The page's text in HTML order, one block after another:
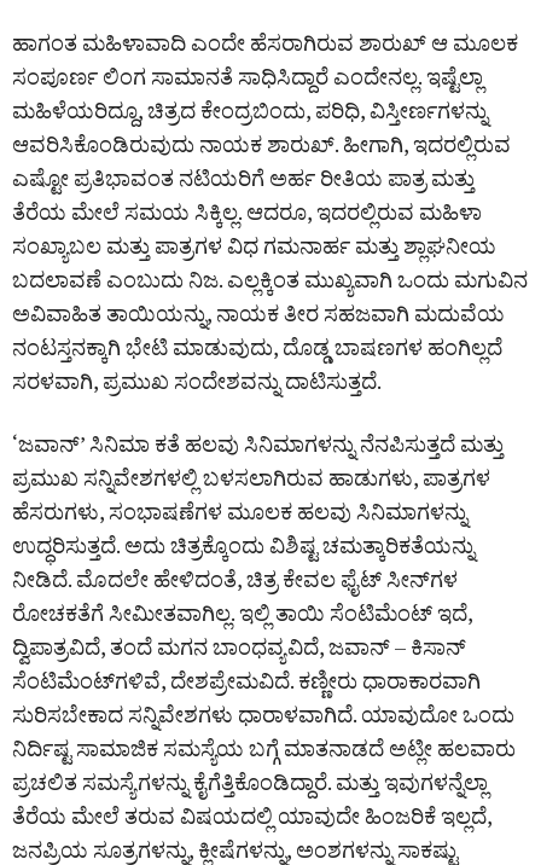
ಹಾಗಂತ ಮಹಿಳಾವಾದಿ ಎಂದೇ ಹೆಸರಾಗಿರುವ ಶಾರುಖ್ ಆ ಮೂಲಕ
ಸಂಪೂರ್ಣ ಲಿಂಗ ಸಾಮಾನತೆ ಸಾಧಿಸಿದ್ದಾರೆ ಎಂದೇನಲ್ಲ. ಇಷ್ಟೆಲ್ಲಾ
ಮಹಿಳೆಯರಿದ್ದೂ, ಚಿತ್ರದ ಕೇಂದ್ರಬಿಂದು, ಪರಿಧಿ, ವಿಸ್ತೀರ್ಣಗಳನ್ನು
ಆವರಿಸಿಕೊಂಡಿರುವುದು ನಾಯಕ ಶಾರುಖ್. ಹೀಗಾಗಿ, ಇದರಲ್ಲಿರುವ
ಎಷ್ಟೋ ಪ್ರತಿಭಾವಂತ ನಟಿಯರಿಗೆ ಅರ್ಹ ರೀತಿಯ ಪಾತ್ರ ಮತ್ತು
ತೆರೆಯ ಮೇಲೆ ಸಮಯ ಸಿಕ್ಕಿಲ್ಲ. ಆದರೂ, ಇದರಲ್ಲಿರುವ ಮಹಿಳಾ
ಸಂಖ್ಯಾಬಲ ಮತ್ತು ಪಾತ್ರಗಳ ವಿಧ ಗಮನಾರ್ಹ ಮತ್ತು ಶ್ಲಾಘನೀಯ
ಬದಲಾವಣೆ ಎಂಬುದು ನಿಜ. ಎಲ್ಲಕ್ಕಿಂತ ಮುಖ್ಯವಾಗಿ ಒಂದು ಮಗುವಿನ
ಅವಿವಾಹಿತ ತಾಯಿಯನ್ನು, ನಾಯಕ ತೀರ ಸಹಜವಾಗಿ ಮದುವೆಯ
ನಂಟಸ್ತನಕ್ಕಾಗಿ ಭೇಟಿ ಮಾಡುವುದು, ದೊಡ್ಡ ಬಾಷಣಗಳ ಹಂಗಿಲ್ಲದೆ
ಸರಳವಾಗಿ, ಪ್ರಮುಖ ಸಂದೇಶವನ್ನು ದಾಟಿಸುತ್ತದೆ.
‘ಜವಾನ್’ ಸಿನಿಮಾ ಕತೆ ಹಲವು ಸಿನಿಮಾಗಳನ್ನು ನೆನಪಿಸುತ್ತದೆ ಮತ್ತು
ಪ್ರಮುಖ ಸನ್ನಿವೇಶಗಳಲ್ಲಿ ಬಳಸಲಾಗಿರುವ ಹಾಡುಗಳು, ಪಾತ್ರಗಳ
ಹೆಸರುಗಳು, ಸಂಭಾಷಣೆಗಳ ಮೂಲಕ ಹಲವು ಸಿನಿಮಾಗಳನ್ನು
ಉದ್ಧರಿಸುತ್ತದೆ. ಅದು ಚಿತ್ರಕ್ಕೊಂದು ವಿಶಿಷ್ಟ ಚಮತ್ಕಾರಿಕತೆಯನ್ನು
ನೀಡಿದೆ. ಮೊದಲೇ ಹೇಳಿದಂತೆ, ಚಿತ್ರ ಕೇವಲ ಫೈಟ್ ಸೀನ್‌ಗಳ
ರೋಚಕತೆಗೆ ಸೀಮೀತವಾಗಿಲ್ಲ. ಇಲ್ಲಿ ತಾಯಿ ಸೆಂಟಿಮೆಂಟ್ ಇದೆ,
ದ್ವಿಪಾತ್ರವಿದೆ, ತಂದೆ ಮಗನ ಬಾಂಧವ್ಯವಿದೆ, ಜವಾನ್ – ಕಿಸಾನ್
ಸೆಂಟಿಮೆಂಟ್‌ಗಳಿವೆ, ದೇಶಪ್ರೇಮವಿದೆ. ಕಣ್ಣೀರು ಧಾರಾಕಾರವಾಗಿ
ಸುರಿಸಬೇಕಾದ ಸನ್ನಿವೇಶಗಳು ಧಾರಾಳವಾಗಿದೆ. ಯಾವುದೋ ಒಂದು
ನಿರ್ದಿಷ್ಟ ಸಾಮಾಜಿಕ ಸಮಸ್ಯೆಯ ಬಗ್ಗೆ ಮಾತನಾಡದೆ ಅಟ್ಲೀ ಹಲವಾರು
ಪ್ರಚಲಿತ ಸಮಸ್ಯೆಗಳನ್ನು ಕೈಗೆತ್ತಿಕೊಂಡಿದ್ದಾರೆ. ಮತ್ತು ಇವುಗಳನ್ನೆಲ್ಲಾ
ತೆರೆಯ ಮೇಲೆ ತರುವ ವಿಷಯದಲ್ಲಿ ಯಾವುದೇ ಹಿಂಜರಿಕೆ ಇಲ್ಲದೆ,
ಜನಪ್ರಿಯ ಸೂತ್ರಗಳನ್ನು, ಕ್ಲೀಷೆಗಳನ್ನು, ಅಂಶಗಳನ್ನು ಸಾಕಷ್ಟು